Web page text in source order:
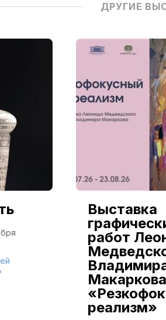
ДРУГИЕ
Выставка
работ
Макаркова
реализм»